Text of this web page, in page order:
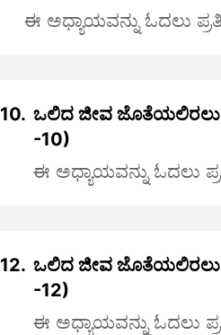
ಈ ಅಧ್ಯಾಯವನ್ನು ಓದಲು
10. ಒಲಿದ ಜೀವ ಜೊತೆಯಲಿರಲು
-10)
ಈ ಅಧ್ಯಾಯವನ್ನು ಓದಲು
12. ಒಲಿದ ಜೀವ ಜೊತೆಯಲಿರಲು
-12)
ಈ ಅಧ್ಯಾಯವನ್ನು ಓದಲು